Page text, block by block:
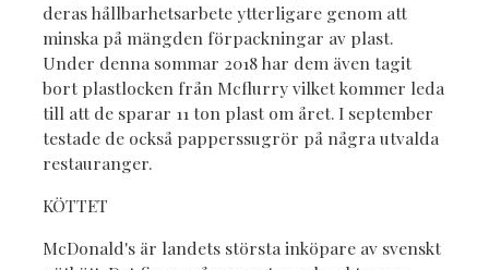
deras hållbarhetsarbete ytterligare genom att
minska på mängden förpackningar av plast.
Under denna sommar 2018 har dem även tagit
bort plastlocken från Mcflurry vilket kommer leda
till att de sparar 11 ton plast om året. I september
testade de också papperssugrör på några utvalda
restauranger.
KÖTTET
McDonald's är landets största inköpare av svenskt